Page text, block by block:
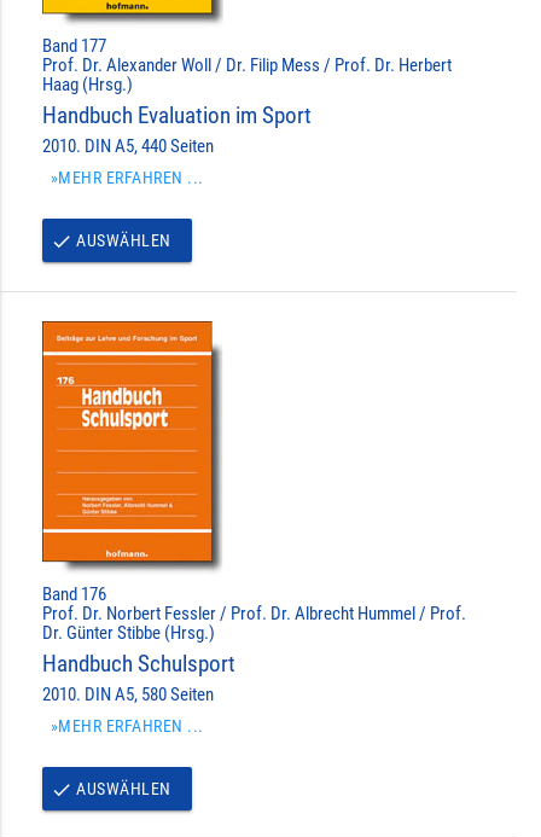
Band 177
Prof. Dr. Alexander Woll / Dr. Filip Mess / Prof. Dr. Herbert
Haag (Hrsg.)
Handbuch Evaluation im Sport
2010. DIN A5, 440 Seiten
»MEHR ERFAHREN ...
done AUSWÄHLEN
Band 176
Prof. Dr. Norbert Fessler / Prof. Dr. Albrecht Hummel / Prof.
Dr. Günter Stibbe (Hrsg.)
Handbuch Schulsport
2010. DIN A5, 580 Seiten
»MEHR ERFAHREN ...
done AUSWÄHLEN